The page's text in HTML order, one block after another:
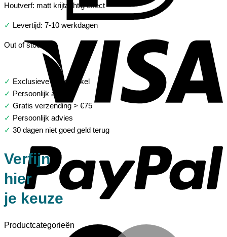
Houtverf: matt krijtachtig effect
✓ Levertijd: 7-10 werkdagen
Out of stock
✓ Exclusieve woonwinkel
✓ Persoonlijk advies
✓ Gratis verzending > €75
✓ Persoonlijk advies
✓ 30 dagen niet goed geld terug
Verfijn
hier
je keuze
Productcategorieën